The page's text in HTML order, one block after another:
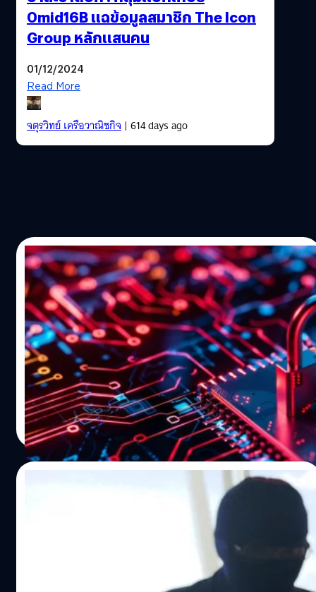
0mid16B แฉข้อมูลสมาชิก The Icon
Group หลักแสนคน
01/12/2024
Read More
จตุรวิทย์ เครือวาณิชกิจ| 614 days ago
26/11/2024
แฮกเกอร์ทยอยเปิดเผยข้อมูลลูกค้า The1 ทีละ
500,000 ราย
กลุ่มแฮกเกอร์ 0mid16B ที่อ้างว่าได้ขโมยข้อมูลลูกค้า The1
แพลตฟอร์มสมาชิกของเครือเซ็นทรัลไปมากกว่า 5 ล้านราย
ออกมาเผยข้อมูลของลูกค้า The1 จำนวน 500,000 แรก ไป
เมื่อวันที่ 22 พฤศจิกายน ที่ผ่านมา
จตุรวิทย์ เครือวาณิชกิจ| 619 days ago
Read More
แฮกเกอร์อ้างขโมยข้อมูลสมาชิก The1 กว่า 5
แฮกเกอร์ที่ใช้ชื่อว่า 0Mid16B ประกาศบนช่องทาง X ว่าได้
ข้อมูลสมาชิกบนแพลตฟอร์มของศูนย์การค้าขนาดใหญ่ที่สุด